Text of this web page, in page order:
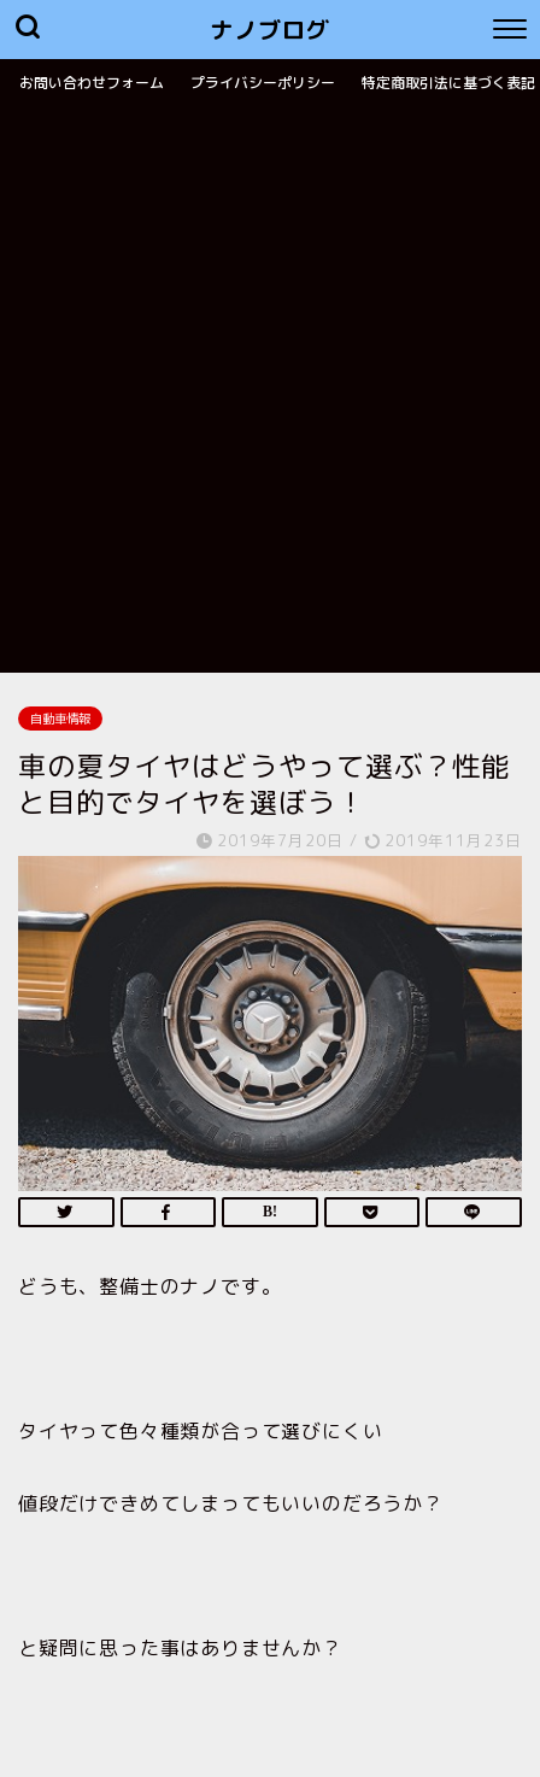
ナノブログ
お問い合わせフォーム プライバシーポリシー 特定商取引法に基づく表記
自動車情報
車の夏タイヤはどうやって選ぶ？性能
と目的でタイヤを選ぼう！
2019年7月20日 / 2019年11月23日
どうも、整備士のナノです。
タイヤって色々種類が合って選びにくい
値段だけできめてしまってもいいのだろうか？
と疑問に思った事はありませんか？